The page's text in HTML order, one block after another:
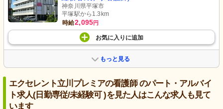
神奈川県平塚市
平塚駅から1.3km
時給2,095円
お気に入り に追加
もっと見る
エクセレント立川プレミアの看護師 のパート・アルバイ
ト求人(日勤専従/未経験可 )を見た人はこんな求人も見て
います